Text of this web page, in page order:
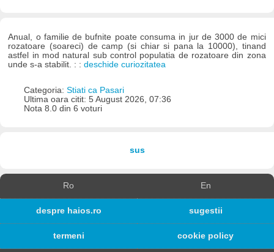
Anual, o familie de bufnite poate consuma in jur de 3000 de mici
rozatoare (soareci) de camp (si chiar si pana la 10000), tinand
astfel in mod natural sub control populatia de rozatoare din zona
unde s-a stabilit. : :deschide curiozitatea
Categoria: Stiati ca Pasari
Ultima oara citit: 5 August 2026, 07:36
Nota 8.0 din 6 voturi
sus
Ro En
despre haios.ro sugestii
termeni cookie policy